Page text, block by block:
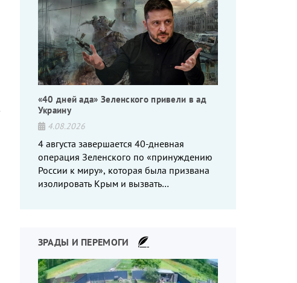
«40 дней ада» Зеленского привели в ад
Украину
4.08.2026
4 августа завершается 40-дневная
операция Зеленского по «принуждению
России к миру», которая была призвана
изолировать Крым и вызвать
ЗРАДЫ И ПЕРЕМОГИ